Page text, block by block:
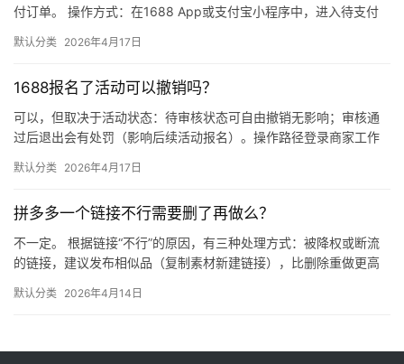
付订单。 操作方式：在1688 App或支付宝小程序中，进入待支付
默认分类 2026年4月17日
1688报名了活动可以撤销吗？
可以，但取决于活动状态：待审核状态可自由撤销无影响；审核通
过后退出会有处罚（影响后续活动报名）。操作路径登录商家工作
默认分类 2026年4月17日
拼多多一个链接不行需要删了再做么？
不一定。 根据链接“不行”的原因，有三种处理方式：被降权或断流
的链接，建议发布相似品（复制素材新建链接），比删除重做更高
市…
默认分类 2026年4月14日